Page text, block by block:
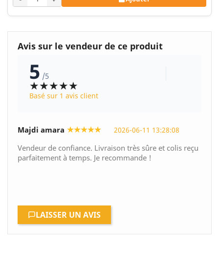
Avis sur le vendeur de ce produit
5 /5
★★★★★
Basé sur 1 avis client
Majdi amara ★★★★★ 2026-06-11 13:28:08
Vendeur de confiance. Livraison très sûre et colis reçu
parfaitement à temps. Je recommande !
LAISSER UN AVIS